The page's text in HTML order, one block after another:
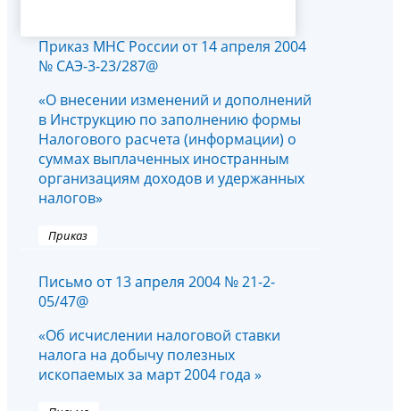
Приказ МНС России от 14 апреля 2004
№ САЭ-3-23/287@
«О внесении изменений и дополнений
в Инструкцию по заполнению формы
Налогового расчета (информации) о
суммах выплаченных иностранным
организациям доходов и удержанных
налогов»
Приказ
Письмо от 13 апреля 2004 № 21-2-
05/47@
«Об исчислении налоговой ставки
налога на добычу полезных
ископаемых за март 2004 года »